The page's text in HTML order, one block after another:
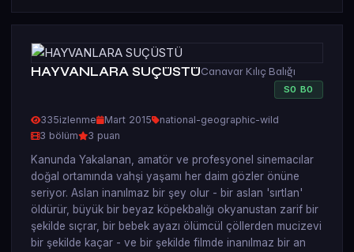
HAYVANLARA SUÇÜSTÜCanavar Kılıç Balığı
S0 B0
335izlenme Mart 2015
national-geographic-wild
3 bölüm
3 puan
Kanunda Yakalanan, amatör ve profesyonel sinemacılar
doğal ortamında vahşi yaşamı her daim gözler önüne
seriyor. Aslan inanılmaz bir şey olur - bir aslan 'sırtlan'
öldürür, büyük bir beyaz köpekbalığı okyanustan zarif bir
şekilde sıçrar, bir bebek ayazı ölümcül çöllerden mucizevi
bir şekilde kaçar - ve bir şekilde filmde inanılmaz bir an